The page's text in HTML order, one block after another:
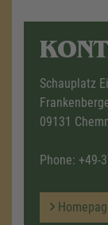
Schauplatz
09131
Phone: +49-